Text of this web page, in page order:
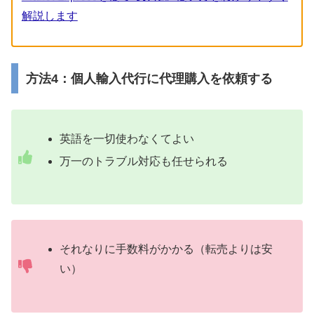
解説します
方法4：個人輸入代行に代理購入を依頼する
英語を一切使わなくてよい
万一のトラブル対応も任せられる
それなりに手数料がかかる（転売よりは安
い）